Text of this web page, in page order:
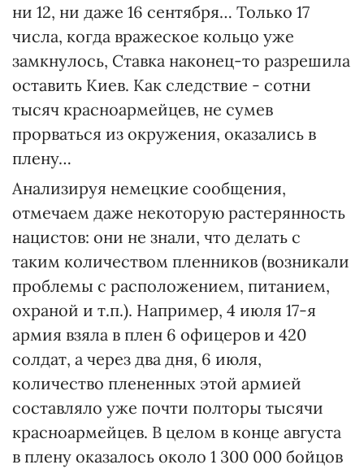
ни 12, ни даже 16 сентября… Только 17
числа, когда вражеское кольцо уже
замкнулось, Ставка наконец-то разрешила
оставить Киев. Как следствие - сотни
тысяч красноармейцев, не сумев
прорваться из окружения, оказались в
плену…
Анализируя немецкие сообщения,
отмечаем даже некоторую растерянность
нацистов: они не знали, что делать с
таким количеством пленников (возникали
проблемы с расположением, питанием,
охраной и т.п.). Например, 4 июля 17-я
армия взяла в плен 6 офицеров и 420
солдат, а через два дня, 6 июля,
количество плененных этой армией
составляло уже почти полторы тысячи
красноармейцев. В целом в конце августа
в плену оказалось около 1 300 000 бойцов